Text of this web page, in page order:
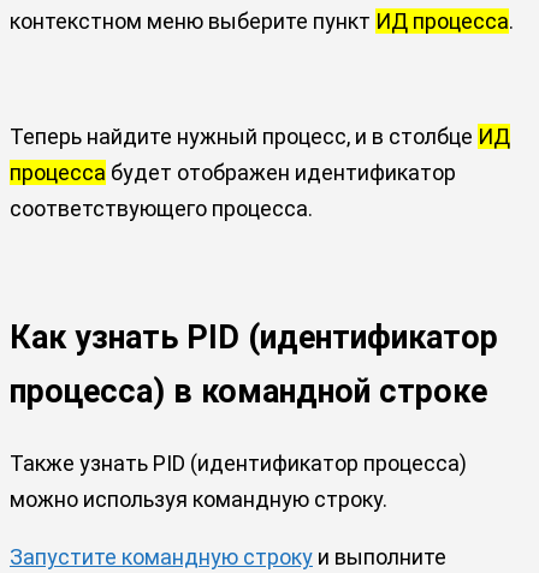
контекстном меню выберите пункт ИД процесса.
Теперь найдите нужный процесс, и в столбце ИД
процесса будет отображен идентификатор
соответствующего процесса.
Как узнать PID (идентификатор
процесса) в командной строке
Также узнать PID (идентификатор процесса)
можно используя командную строку.
Запустите командную строку и выполните